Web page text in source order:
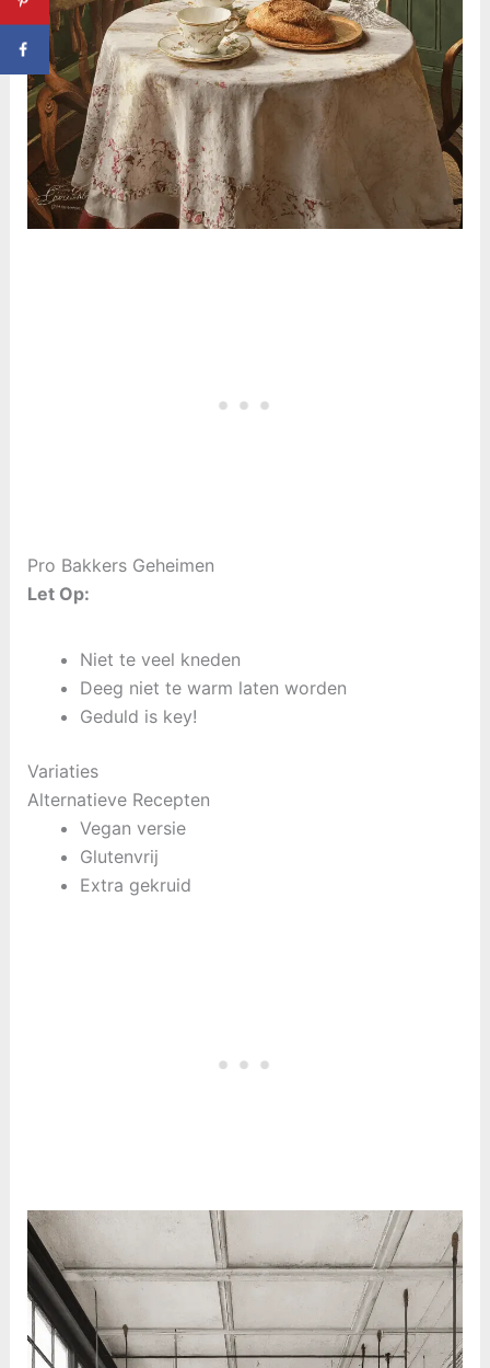
Pro Bakkers Geheimen
Let Op:
Niet te veel kneden
Deeg niet te warm laten worden
Geduld is key!
Variaties
Alternatieve Recepten
Vegan versie
Glutenvrij
Extra gekruid